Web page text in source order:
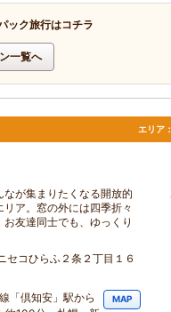
ック旅行はコチラ
一覧へ
エリア：
が集まりたくなる開放的
ア。窓の外には四季折々
友達同士でも、ゆっくり
セコひらふ２条２丁目１６
「倶知安」駅から
MAP